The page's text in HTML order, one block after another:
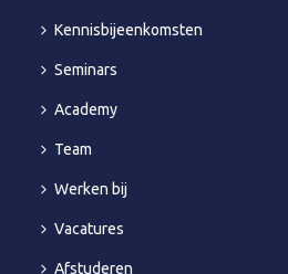
Kennisbijeenkomsten
Seminars
Academy
Team
Werken bij
Vacatures
Afstuderen